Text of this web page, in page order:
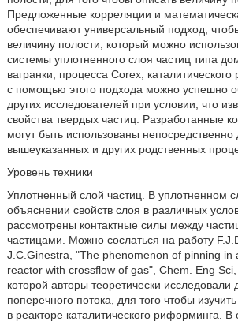
Предложенные корреляции и
обеспечивают универсальный подход,
величину полости, который можно
системы уплотненного слоя частиц типа
вагранки, процесса Corex,
с помощью этого подхода можно успешно
других исследователей при условии, что
свойства твердых частиц. Разработанные
могут быть использованы
вышеуказанных и других родственных
Уровень техники
Уплотненный слой частиц. В уплотненном
объяснении свойств слоя в различных
рассмотрены контактные силы между
частицами. Можно сослаться на работу
J.C.Ginestra, "The phenomenon of pinning in
reactor with crossflow of gas", Chem. Eng
которой авторы теоретически
поперечного потока, для того чтобы
в реакторе каталитического риформинга. В